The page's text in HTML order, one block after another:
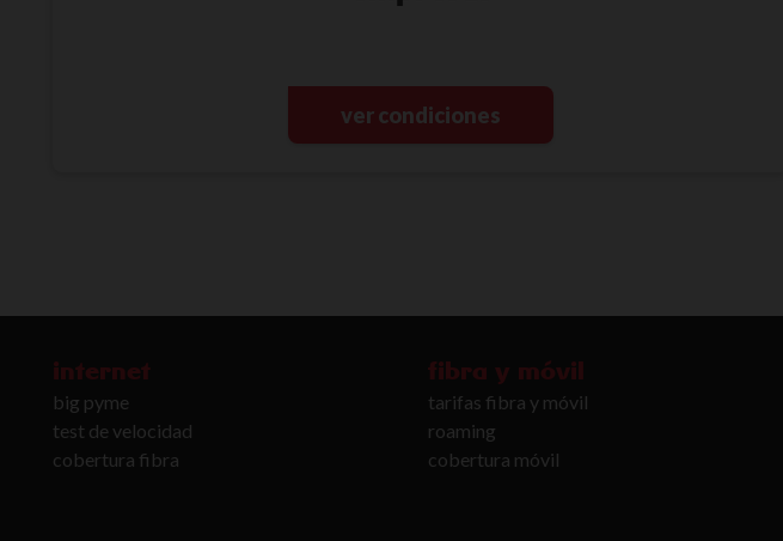
ver condiciones
internet
big pyme
test de velocidad
cobertura fibra
fibra y móvil
tarifas fibra y móvil
roaming
cobertura móvil